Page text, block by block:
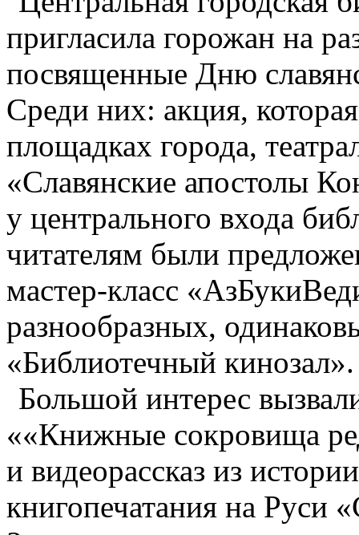
пригласила горожан на
посвященные Дню
Среди них: акция,
площадках города,
«Славянские апостолы
у центрального входа
читателям были
мастер-класс
разнообразных,
«Библиотечный кинозал».
Большой интерес
««Книжные сокровища
и видеорассказ из
книгопечатания на Руси